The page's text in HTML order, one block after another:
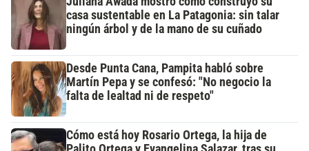
casa sustentable en La Patagonia: sin talar
ningún árbol y de la mano de su cuñado
Desde Punta Cana, Pampita habló sobre
Martín Pepa y se confesó: "No negocio la
falta de lealtad ni de respeto"
Cómo está hoy Rosario Ortega, la hija de